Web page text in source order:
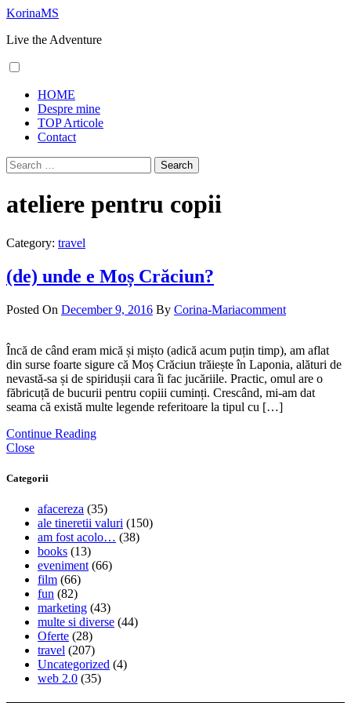
Skip
content
KorinaMS
Live the Adventure
Menu
HOME
Despre mine
TOP Articole
Contact
Search
for:
ateliere pentru copii
Category: travel
(de) unde e Moș Crăciun?
Posted On December 9, 2016 By Corina-Mariacomment
Încă de când eram mică și mișto (adică acum puțin timp), am aflat
din surse foarte sigure că Moș Crăciun trăiește în Laponia, alături de
nevastă-sa și de spiridușii cara îi fac jucăriile. Practic, omul are o
făbricuță de bucurii pentru copiii cuminți. Crescând, mi-am dat
seama că există multe legende referitoare la tipul cu […]
Continue Reading
Close
Categorii
afacereza (35)
ale tineretii valuri (150)
am fost acolo… (38)
books (13)
eveniment (66)
film (66)
fun (82)
marketing (43)
multe si diverse (44)
Oferte (28)
travel (207)
Uncategorized (4)
web 2.0 (35)